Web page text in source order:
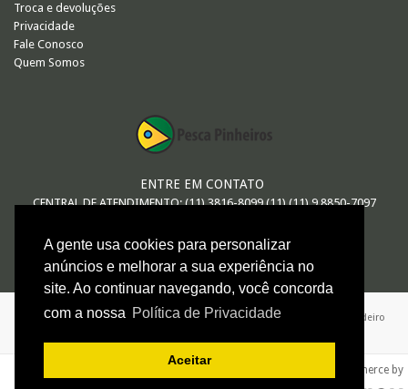
A gente usa cookies para personalizar
anúncios e melhorar a sua experiência no
site. Ao continuar navegando, você concorda
com a nossa Política de Privacidade
Aceitar
Troca e devoluções
Privacidade
Fale Conosco
Quem Somos
ENTRE EM CONTATO
CENTRAL DE ATENDIMENTO: (11) 3816-8099 (11) (11) 9.8850-7097
E-MAIL
vendas@pescapinheiros.com.br
ARTHUR MACEDO DE OLIVEIRA - ME / 08.547.552/0001-26 / Avenida Brigadeiro
e-commerce by